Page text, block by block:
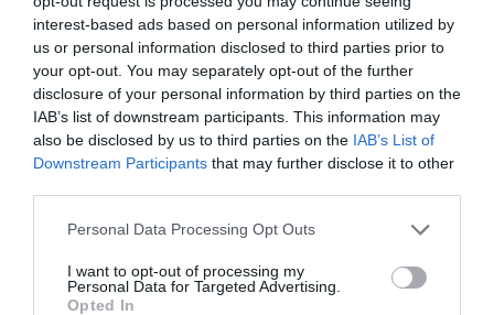
interest-based ads based on personal information utilized by
us or personal information disclosed to third parties prior to
your opt-out. You may separately opt-out of the further
disclosure of your personal information by third parties on the
IAB’s list of downstream participants. This information may
also be disclosed by us to third parties on the IAB’s List of
Downstream Participants that may further disclose it to other
Personal Data Processing Opt Outs
I want to opt-out of processing my
Personal Data for Targeted Advertising.
Opted In
6
recensioni
Categorie
I tag più popolari
Collegati con noi: